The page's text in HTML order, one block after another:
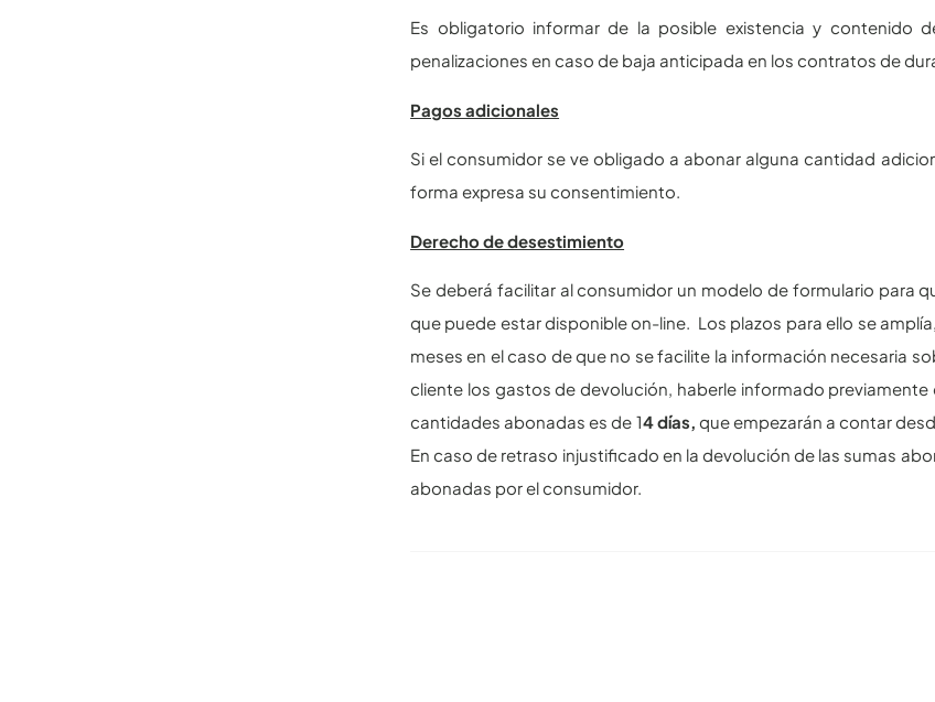
Es obligatorio informar de la posible existencia y contenido
penalizaciones en caso de baja anticipada en los contratos de
Pagos adicionales
Si el consumidor se ve obligado a abonar alguna cantidad
forma expresa su consentimiento.
Derecho de desestimiento
Se deberá facilitar al consumidor un modelo de formulario para
que puede estar disponible on-line. Los plazos para ello se
meses en el caso de que no se facilite la información necesaria
cliente los gastos de devolución, haberle informado
cantidades abonadas es de 14 días, que empezarán a contar
En caso de retraso injustificado en la devolución de las sumas
abonadas por el consumidor.